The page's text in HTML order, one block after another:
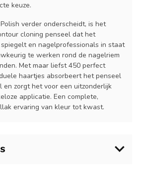
keuze.
verder onderscheidt, is het
cloning penseel dat het
en nagelprofessionals in staat
te werken rond de nagelriem
Met maar liefst 450 perfect
haartjes absorbeert het penseel
en zorgt het voor een uitzonderlijk
applicatie. Een complete,
ervaring van kleur tot kwast.